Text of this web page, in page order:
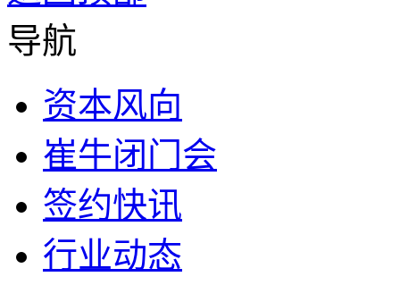
导航
资本风向
崔牛闭门会
签约快讯
行业动态